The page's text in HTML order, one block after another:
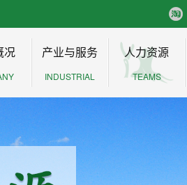
况 产业与服务
INDUSTRIAL
人力资源
TEAMS